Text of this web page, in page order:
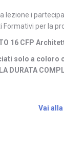
lezione i
Formativi per la
16 CFP
solo a coloro
DURATA
Vai